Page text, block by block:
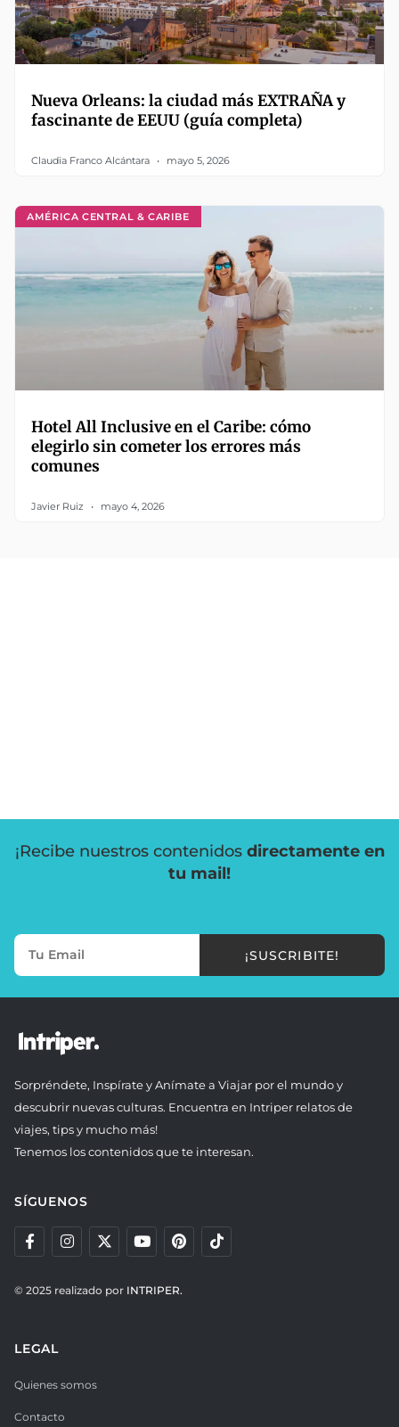
Nueva Orleans: la ciudad más EXTRAÑA y
fascinante de EEUU (guía completa)
Claudia Franco Alcántara mayo 5, 2026
AMÉRICA CENTRAL & CARIBE
Hotel All Inclusive en el Caribe: cómo
elegirlo sin cometer los errores más
comunes
Javier Ruiz mayo 4, 2026
¡Recibe nuestros contenidos directamente en
tu mail!
¡SUSCRIBITE!
Sorpréndete, Inspírate y Anímate a Viajar por el mundo y
descubrir nuevas culturas. Encuentra en Intriper relatos de
viajes, tips y mucho más!
Tenemos los contenidos que te interesan.
SÍGUENOS
© 2025 realizado por INTRIPER.
LEGAL
Quienes somos
Contacto